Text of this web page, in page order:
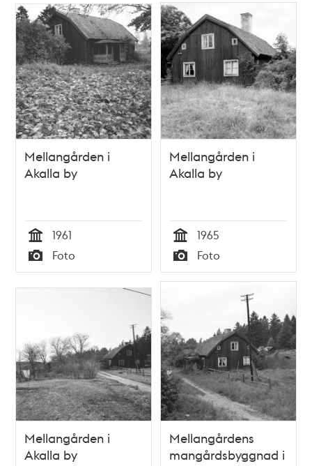
Mellangården i
Akalla by
Tid
1961
Typ
Foto
Mellangården i
Akalla by
Tid
1965
Typ
Foto
Mellangården i
Akalla by
Mellangårdens
mangårdsbyggnad i